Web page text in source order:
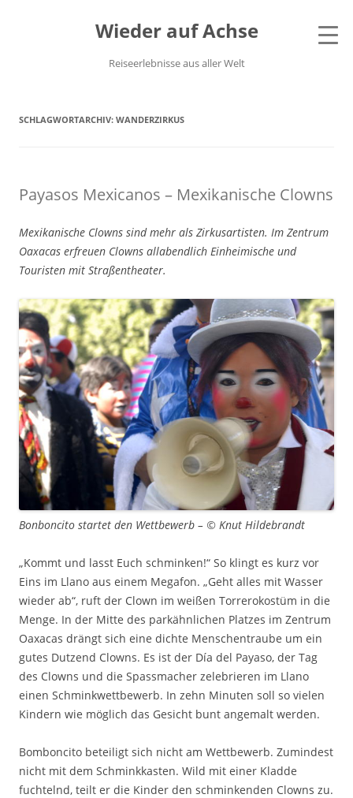
Wieder auf Achse
Reiseerlebnisse aus aller Welt
SCHLAGWORTARCHIV: WANDERZIRKUS
Payasos Mexicanos – Mexikanische Clowns
Mexikanische Clowns sind mehr als Zirkusartisten. Im Zentrum
Oaxacas erfreuen Clowns allabendlich Einheimische und
Touristen mit Straßentheater.
Bonboncito startet den Wettbewerb – © Knut Hildebrandt
„Kommt und lasst Euch schminken!“ So klingt es kurz vor
Eins im Llano aus einem Megafon. „Geht alles mit Wasser
wieder ab“, ruft der Clown im weißen Torrerokostüm in die
Menge. In der Mitte des parkähnlichen Platzes im Zentrum
Oaxacas drängt sich eine dichte Menschentraube um ein
gutes Dutzend Clowns. Es ist der Día del Payaso, der Tag
des Clowns und die Spassmacher zelebrieren im Llano
einen Schminkwettbewerb. In zehn Minuten soll so vielen
Kindern wie möglich das Gesicht bunt angemalt werden.
Bomboncito beteiligt sich nicht am Wettbewerb. Zumindest
nicht mit dem Schminkkasten. Wild mit einer Kladde
fuchtelnd, teilt er die Kinder den schminkenden Clowns zu.